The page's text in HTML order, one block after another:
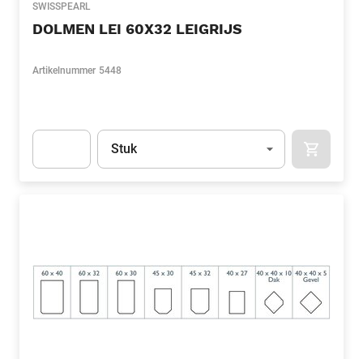
SWISSPEARL
DOLMEN LEI 60X32 LEIGRIJS
Artikelnummer 5448
Eenheid
Stuk